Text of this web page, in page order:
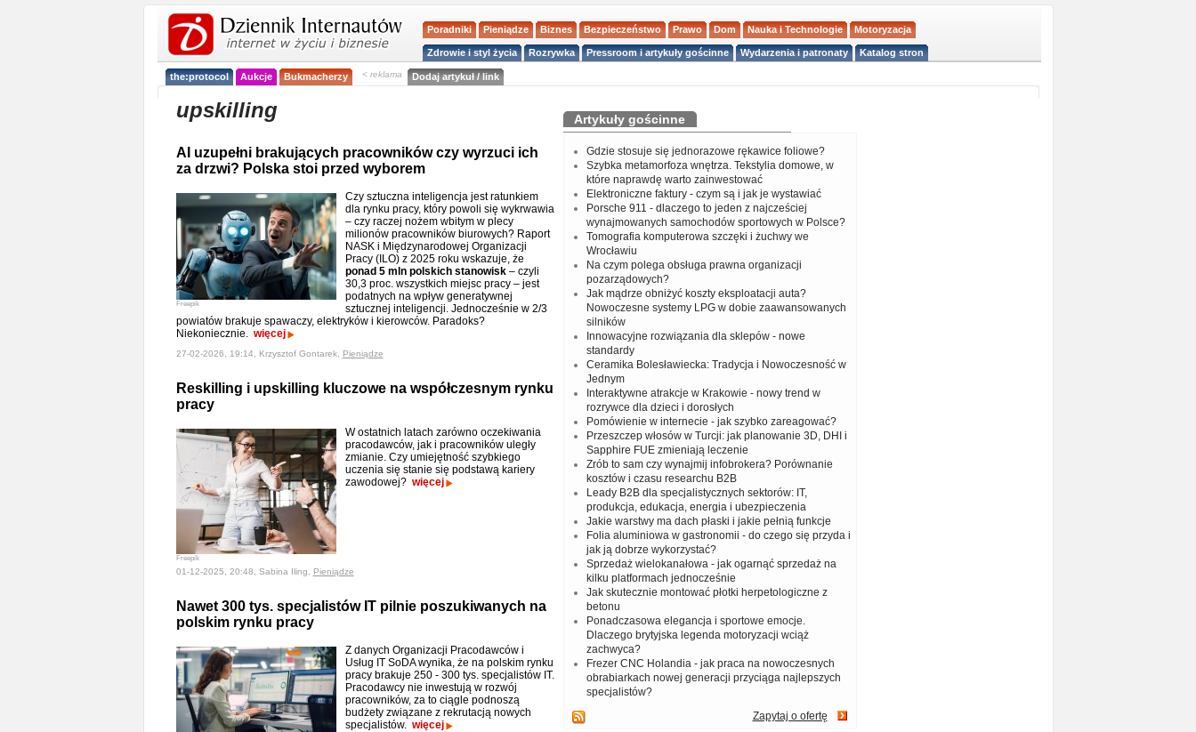
Poradniki Pieniądze Biznes Bezpieczeństwo Prawo Dom Nauka i Technologie Motoryzacja
Zdrowie i styl życia Rozrywka Pressroom i artykuły gościnne Wydarzenia i patronaty Katalog stron
the:protocol Aukcje Bukmacherzy < reklama Dodaj artykuł / link
upskilling
AI uzupełni brakujących pracowników czy wyrzuci ich
za drzwi? Polska stoi przed wyborem
Freepik
Czy sztuczna inteligencja jest ratunkiem
dla rynku pracy, który powoli się wykrwawia
– czy raczej nożem wbitym w plecy
milionów pracowników biurowych? Raport
NASK i Międzynarodowej Organizacji
Pracy (ILO) z 2025 roku wskazuje, że
ponad 5 mln polskich stanowisk– czyli
30,3 proc. wszystkich miejsc pracy – jest
podatnych na wpływ generatywnej
sztucznej inteligencji. Jednocześnie w 2/3
powiatów brakuje spawaczy, elektryków i kierowców. Paradoks?
Niekoniecznie. więcej
27-02-2026, 19:14, Krzysztof Gontarek, Pieniądze
Reskilling i upskilling kluczowe na współczesnym rynku
pracy
Freepik
W ostatnich latach zarówno oczekiwania
pracodawców, jak i pracowników uległy
zmianie. Czy umiejętność szybkiego
uczenia się stanie się podstawą kariery
zawodowej? więcej
01-12-2025, 20:48, Sabina Iling, Pieniądze
Nawet 300 tys. specjalistów IT pilnie poszukiwanych na
polskim rynku pracy
Z danych Organizacji Pracodawców i
Usług IT SoDA wynika, że na polskim rynku
pracy brakuje 250 - 300 tys. specjalistów IT.
Pracodawcy nie inwestują w rozwój
pracowników, za to ciągle podnoszą
budżety związane z rekrutacją nowych
specjalistów. więcej
Artykuły gościnne
Gdzie stosuje się jednorazowe rękawice foliowe?
Szybka metamorfoza wnętrza. Tekstylia domowe, w
które naprawdę warto zainwestować
Elektroniczne faktury - czym są i jak je wystawiać
Porsche 911 - dlaczego to jeden z najcześciej
wynajmowanych samochodów sportowych w Polsce?
Tomografia komputerowa szczęki i żuchwy we
Wrocławiu
Na czym polega obsługa prawna organizacji
pozarządowych?
Jak mądrze obniżyć koszty eksploatacji auta?
Nowoczesne systemy LPG w dobie zaawansowanych
silników
Innowacyjne rozwiązania dla sklepów - nowe
standardy
Ceramika Bolesławiecka: Tradycja i Nowoczesność w
Jednym
Interaktywne atrakcje w Krakowie - nowy trend w
rozrywce dla dzieci i dorosłych
Pomówienie w internecie - jak szybko zareagować?
Przeszczep włosów w Turcji: jak planowanie 3D, DHI i
Sapphire FUE zmieniają leczenie
Zrób to sam czy wynajmij infobrokera? Porównanie
kosztów i czasu researchu B2B
Leady B2B dla specjalistycznych sektorów: IT,
produkcja, edukacja, energia i ubezpieczenia
Jakie warstwy ma dach płaski i jakie pełnią funkcje
Folia aluminiowa w gastronomii - do czego się przyda i
jak ją dobrze wykorzystać?
Sprzedaż wielokanałowa - jak ogarnąć sprzedaż na
kilku platformach jednocześnie
Jak skutecznie montować płotki herpetologiczne z
betonu
Ponadczasowa elegancja i sportowe emocje.
Dlaczego brytyjska legenda motoryzacji wciąż
zachwyca?
Frezer CNC Holandia - jak praca na nowoczesnych
obrabiarkach nowej generacji przyciąga najlepszych
specjalistów?
Zapytaj o ofertę